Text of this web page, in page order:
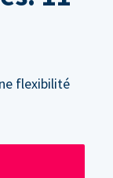
flexibilité